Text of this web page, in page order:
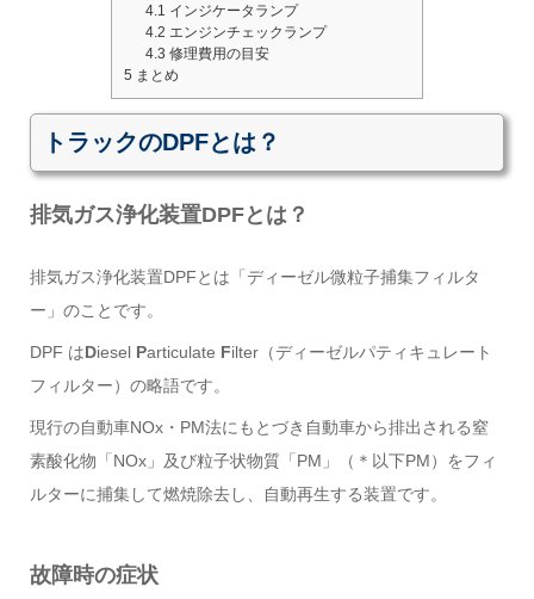
4.1 インジケータランプ
4.2 エンジンチェックランプ
4.3 修理費用の目安
5 まとめ
トラックのDPFとは？
排気ガス浄化装置DPFとは？
排気ガス浄化装置DPFとは「ディーゼル微粒子捕集フィルタ
ー」のことです。
DPF はDiesel Particulate Filter（ディーゼルパティキュレート
フィルター）の略語です。
現行の自動車NOx・PM法にもとづき自動車から排出される窒
素酸化物「NOx」及び粒子状物質「PM」（＊以下PM）をフィ
ルターに捕集して燃焼除去し、自動再生する装置です。
故障時の症状